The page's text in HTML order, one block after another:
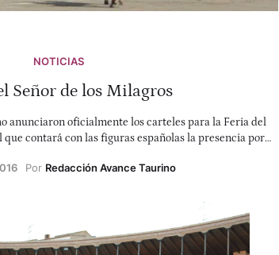
NOTICIAS
Señor de los Milagros
anunciaron oficialmente los carteles para la Feria del
contará con las figuras españolas la presencia por
Por Redacción Avance Taurino